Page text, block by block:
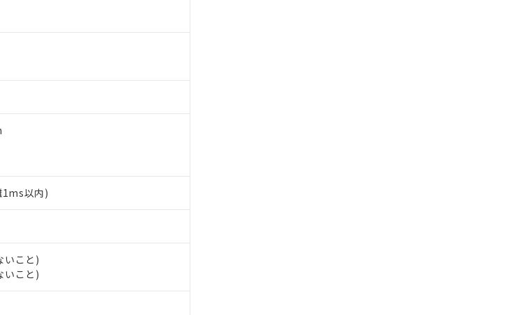
1ms以内)
いこと)
いこと)
事前の承諾なく第三者に漏洩または開示しないようお願いしま
ビス）をご利用いただくには、I-Webメンバーズにご登録され
登録された部品リストについて、当社および当社の共同利用者
客様との取引・商談に必要な範囲で利用することをご了承くだ
の共同利用に関して"
月が前後することがあります。
とができます。
もので、過去に遡って非含有を証明するものではありません。
ておりました。
ていることから、特段のことがない限り、2022年1月12日よ
質が外部に漏えいし、環境に深刻な影響を及ぼさない年数を意
い合わせください。
わる関係者が違法に輸出するおそれがある場合は、取り引きをい
ては、お客様のお取引先、またはお客様担当のオムロン制御
報を公開していない機種